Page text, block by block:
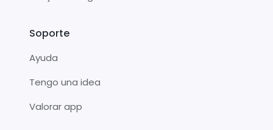
Soporte
Ayuda
Tengo una idea
Valorar app